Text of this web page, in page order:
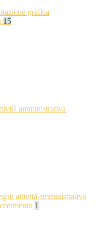
grafica
15
amministrativa
attività amministrativa
1